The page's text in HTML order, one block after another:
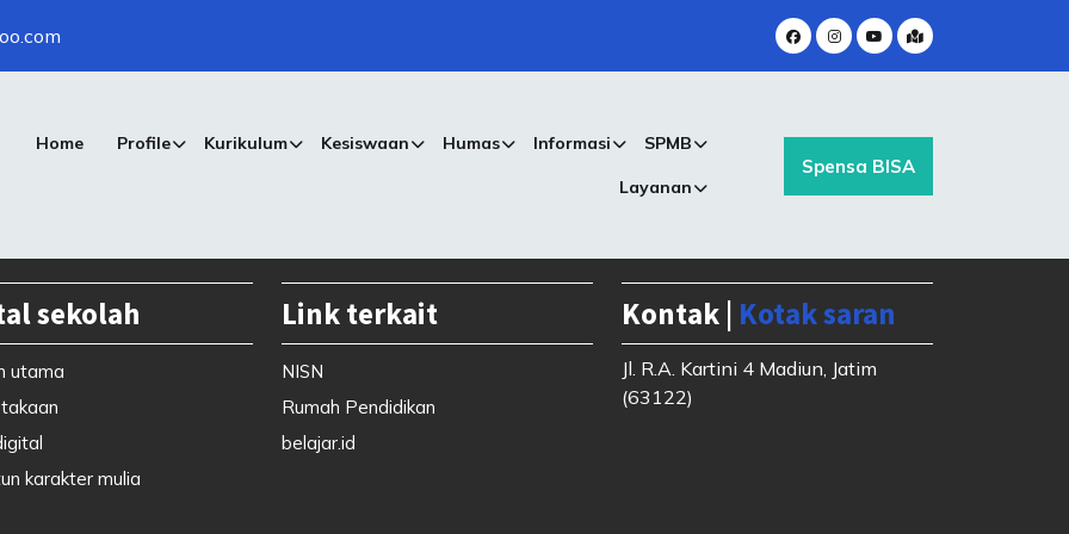
Home Profile Kurikulum Kesiswaan Humas Informasi SPMB
Layanan
Spensa BISA
sekolah
utama
karakter mulia
Link terkait
NISN
Rumah Pendidikan
belajar.id
Kontak | Kotak saran
Jl. R.A. Kartini 4 Madiun, Jatim
(63122)